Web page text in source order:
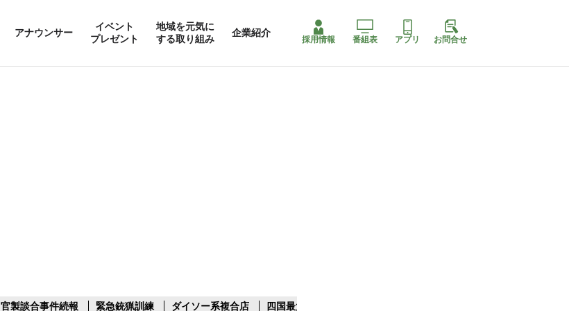
アナウンサー
イベント
プレゼント
地域を元気に
する取り組み
企業紹介
採用情報 番組表 アプリ お問合せ
官製談合事件続報 緊急銃猟訓練 ダイソー系複合店 四国最大スリコ